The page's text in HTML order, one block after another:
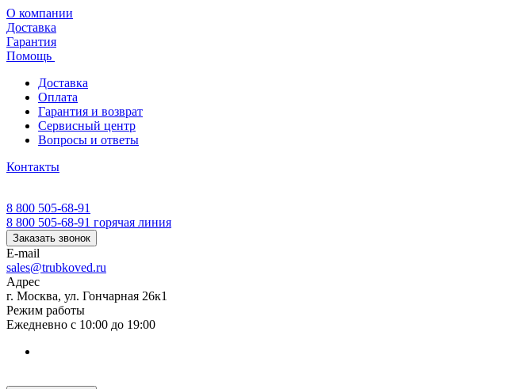
О компании
Доставка
Гарантия
Помощь
Доставка
Оплата
Гарантия и возврат
Сервисный центр
Вопросы и ответы
Контакты
8 800 505-68-91
8 800 505-68-91 горячая линия
Заказать звонок
E-mail
sales@trubkoved.ru
Адрес
г. Москва, ул. Гончарная 26к1
Режим работы
Ежедневно с 10:00 до 19:00